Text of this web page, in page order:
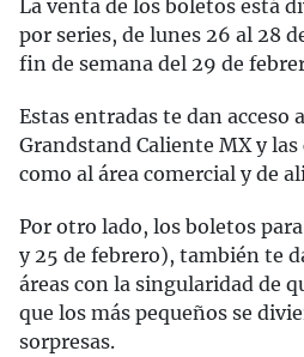
La venta de los boletos está
por series, de lunes 26 al 28
fin de semana del 29 de
Estas entradas te dan acceso
Grandstand Caliente MX y
como al área comercial y de
Por otro lado, los boletos
y 25 de febrero), también te
áreas con la singularidad de
que los más pequeños se
sorpresas.